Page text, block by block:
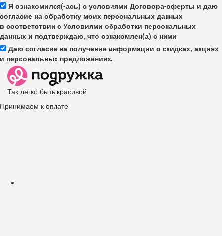
Я ознакомился(-ась) с условиями Договора-оферты и даю
согласие на обработку моих персональных данных
в соответствии с Условиями обработки персональных
данных и подтверждаю, что ознакомлен(а) с ними
Даю согласие на получение информации о скидках, акциях
и персональных предложениях.
Так легко быть красивой
Принимаем к оплате